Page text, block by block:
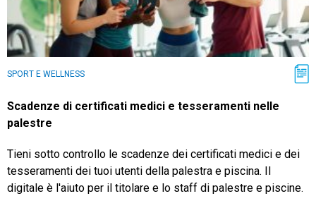
SPORT E WELLNESS
Scadenze di certificati medici e tesseramenti nelle
palestre
Tieni sotto controllo le scadenze dei certificati medici e dei
tesseramenti dei tuoi utenti della palestra e piscina. Il
digitale è l'aiuto per il titolare e lo staff di palestre e piscine.